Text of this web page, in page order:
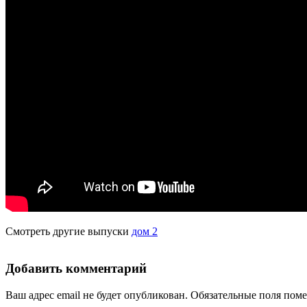
Смотреть другие выпуски дом 2
Добавить комментарий
Ваш адрес email не будет опубликован. Обязательные поля